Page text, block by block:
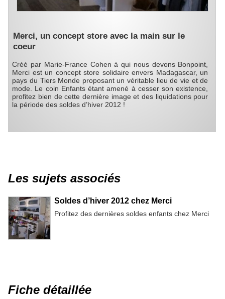
Merci, un concept store avec la main sur le
coeur
Créé par Marie-France Cohen à qui nous devons Bonpoint,
Merci est un concept store solidaire envers Madagascar, un
pays du Tiers Monde proposant un véritable lieu de vie et de
mode. Le coin Enfants étant amené à cesser son existence,
profitez bien de cette dernière image et des liquidations pour
la période des soldes d’hiver 2012 !
Les sujets associés
Soldes d’hiver 2012 chez Merci
Profitez des dernières soldes enfants chez Merci
Fiche détaillée